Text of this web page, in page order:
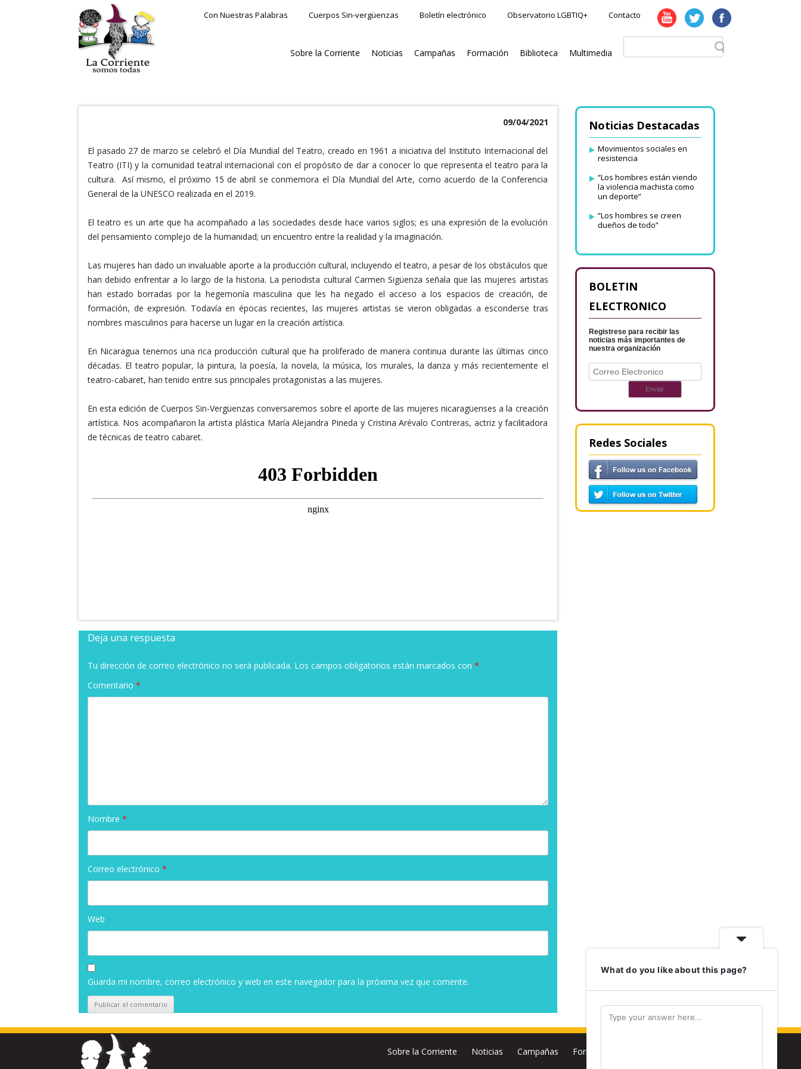
Con Nuestras Palabras Cuerpos Sin-vergüenzas Boletín electrónico Observatorio LGBTIQ+ Contacto
Sobre la Corriente Noticias Campañas Formación Biblioteca Multimedia
09/04/2021
El pasado 27 de marzo se celebró el Día Mundial del Teatro, creado en 1961 a iniciativa del Instituto Internacional del
Teatro (ITI) y la comunidad teatral internacional con el propósito de dar a conocer lo que representa el teatro para la
cultura. Así mismo, el próximo 15 de abril se conmemora el Día Mundial del Arte, como acuerdo de la Conferencia
General de la UNESCO realizada en el 2019.
El teatro es un arte que ha acompañado a las sociedades desde hace varios siglos; es una expresión de la evolución
del pensamiento complejo de la humanidad; un encuentro entre la realidad y la imaginación.
Las mujeres han dado un invaluable aporte a la producción cultural, incluyendo el teatro, a pesar de los obstáculos que
han debido enfrentar a lo largo de la historia. La periodista cultural Carmen Sigüenza señala que las mujeres artistas
han estado borradas por la hegemonía masculina que les ha negado el acceso a los espacios de creación, de
formación, de expresión. Todavía en épocas recientes, las mujeres artistas se vieron obligadas a esconderse tras
nombres masculinos para hacerse un lugar en la creación artística.
En Nicaragua tenemos una rica producción cultural que ha proliferado de manera continua durante las últimas cinco
décadas. El teatro popular, la pintura, la poesía, la novela, la música, los murales, la danza y más recientemente el
teatro-cabaret, han tenido entre sus principales protagonistas a las mujeres.
En esta edición de Cuerpos Sin-Vergüenzas conversaremos sobre el aporte de las mujeres nicaragüenses a la creación
artística. Nos acompañaron la artista plástica María Alejandra Pineda y Cristina Arévalo Contreras, actriz y facilitadora
de técnicas de teatro cabaret.
Deja una respuesta
Tu dirección de correo electrónico no será publicada. Los campos obligatorios están marcados con *
Comentario *
Nombre *
Correo electrónico *
Web
Guarda mi nombre, correo electrónico y web en este navegador para la próxima vez que comente.
Noticias Destacadas
Movimientos sociales en
resistencia
“Los hombres están viendo
la violencia machista como
un deporte”
“Los hombres se creen
dueños de todo”
BOLETIN
ELECTRONICO
Registrese para recibir las
noticias más importantes de
nuestra organización
Redes Sociales
Sobre la Corriente Noticias Campañas Formación
What do you like about this page?